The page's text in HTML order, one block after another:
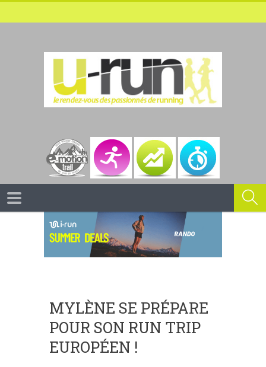
MYLÈNE SE PRÉPARE
POUR SON RUN TRIP
EUROPÉEN !